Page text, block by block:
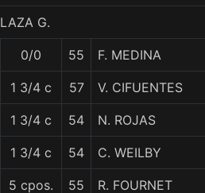
G.
0/0 55 F. MEDINA
1 3/4 c 57 V. CIFUENTES
1 3/4 c 54 N. ROJAS
1 3/4 c 54 C. WEILBY
5 cpos. 55 R. FOURNET